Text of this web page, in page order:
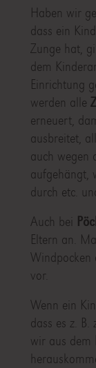
Haben wir
dass ein
Zunge hat,
dem
Einrichtung
werden alle
erneuert,
ausbreitet,
auch wegen
aufgehängt,
durch etc.
Auch bei
Eltern an.
Windpocken
vor.
Wenn ein
dass es z.
wir aus dem